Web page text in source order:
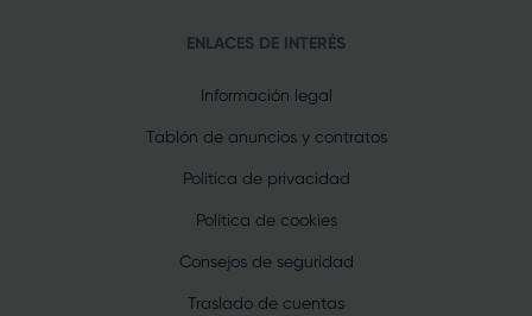
ENLACES DE INTERÉS
Información legal
Tablón de anuncios y contratos
Política de privacidad
Política de cookies
Consejos de seguridad
Traslado de cuentas